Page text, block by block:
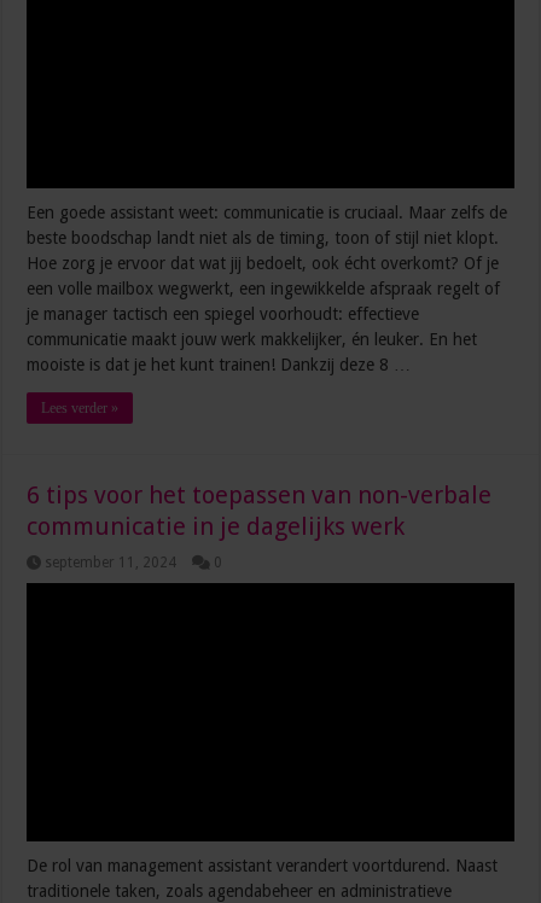
Een goede assistant weet: communicatie is cruciaal. Maar zelfs de
beste boodschap landt niet als de timing, toon of stijl niet klopt.
Hoe zorg je ervoor dat wat jij bedoelt, ook écht overkomt? Of je
een volle mailbox wegwerkt, een ingewikkelde afspraak regelt of
je manager tactisch een spiegel voorhoudt: effectieve
communicatie maakt jouw werk makkelijker, én leuker. En het
mooiste is dat je het kunt trainen! Dankzij deze 8 …
Lees verder »
6 tips voor het toepassen van non-verbale
communicatie in je dagelijks werk
september 11, 2024 0
De rol van management assistant verandert voortdurend. Naast
traditionele taken, zoals agendabeheer en administratieve